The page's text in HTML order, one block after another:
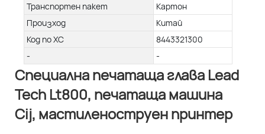
Транспортен пакет
Картон
Произход
Китай
Код по ХС
8443321300
-
-
Специална печатаща глава Lead
Tech Lt800, печатаща машина
Cij, мастиленоструен принтер